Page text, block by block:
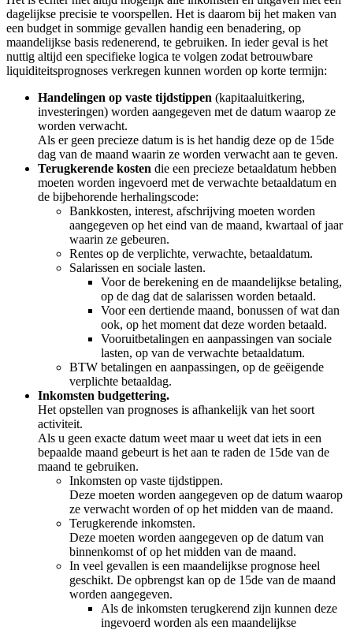
dagelijkse precisie te voorspellen. Het is daarom bij het maken van
een budget in sommige gevallen handig een benadering, op
maandelijkse basis redenerend, te gebruiken. In ieder geval is het
nuttig altijd een specifieke logica te volgen zodat betrouwbare
liquiditeitsprognoses verkregen kunnen worden op korte termijn:
Handelingen op vaste tijdstippen (kapitaaluitkering,
investeringen) worden aangegeven met de datum waarop ze
worden verwacht.
Als er geen precieze datum is is het handig deze op de 15de
dag van de maand waarin ze worden verwacht aan te geven.
Terugkerende kosten die een precieze betaaldatum hebben
moeten worden ingevoerd met de verwachte betaaldatum en
de bijbehorende herhalingscode:
Bankkosten, interest, afschrijving moeten worden
aangegeven op het eind van de maand, kwartaal of jaar
waarin ze gebeuren.
Rentes op de verplichte, verwachte, betaaldatum.
Salarissen en sociale lasten.
Voor de berekening en de maandelijkse betaling,
op de dag dat de salarissen worden betaald.
Voor een dertiende maand, bonussen of wat dan
ook, op het moment dat deze worden betaald.
Vooruitbetalingen en aanpassingen van sociale
lasten, op van de verwachte betaaldatum.
BTW betalingen en aanpassingen, op de geëigende
verplichte betaaldag.
Inkomsten budgettering.
Het opstellen van prognoses is afhankelijk van het soort
activiteit.
Als u geen exacte datum weet maar u weet dat iets in een
bepaalde maand gebeurt is het aan te raden de 15de van de
maand te gebruiken.
Inkomsten op vaste tijdstippen.
Deze moeten worden aangegeven op de datum waarop
ze verwacht worden of op het midden van de maand.
Terugkerende inkomsten.
Deze moeten worden aangegeven op de datum van
binnenkomst of op het midden van de maand.
In veel gevallen is een maandelijkse prognose heel
geschikt. De opbrengst kan op de 15de van de maand
worden aangegeven.
Als de inkomsten terugkerend zijn kunnen deze
ingevoerd worden als een maandelijkse